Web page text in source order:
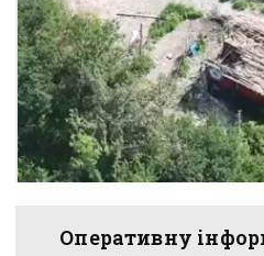
Оперативну